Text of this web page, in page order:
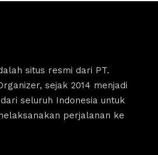
situs resmi dari PT.
sejak 2014 menjadi
seluruh Indonesia untuk
perjalanan ke